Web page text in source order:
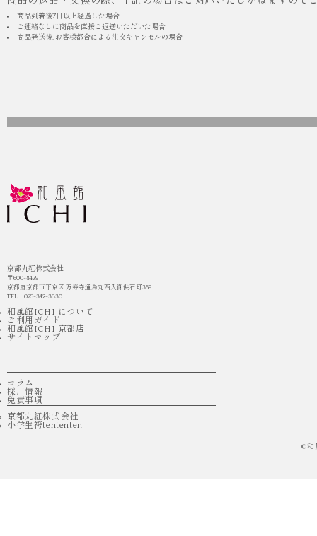
商品到着後7日以上経過した場合
ご連絡なしに商品を直接ご返送いただいた場合
商品発送後, お客様都合による注文キャンセルの場合
京都丸紅株式会社
〒600-8429
京都府京都市下京区 万寿寺通烏丸西入御供石町369
TEL：075-342-3330
和風館ICHI について
ご利用ガイド
和風館ICHI 京都店
サイトマップ
コラム
採用情報
免責事項
京都丸紅株式会社
小学生袴tententen
©和